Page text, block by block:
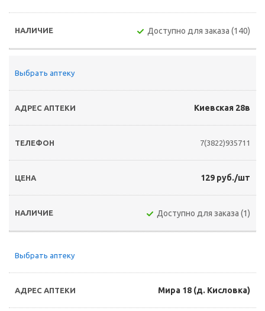
Доступно для заказа (140)
Выбрать аптеку
Киевская 28в
7(3822)935711
129 руб./шт
Доступно для заказа (1)
Выбрать аптеку
Мира 18 (д. Кисловка)